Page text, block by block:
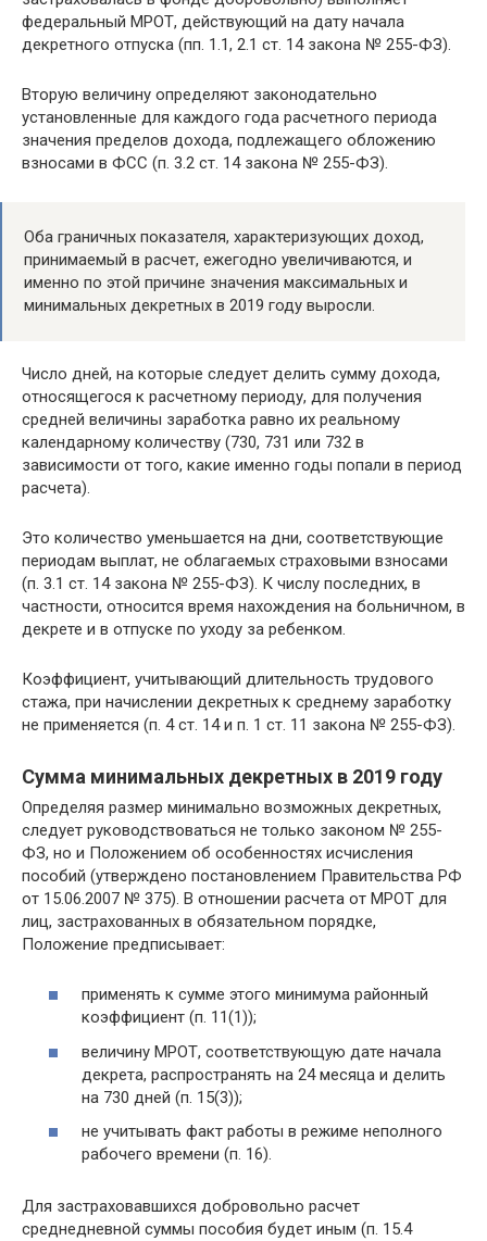
федеральный МРОТ, действующий на дату начала
декретного отпуска (пп. 1.1, 2.1 ст. 14 закона № 255-ФЗ).
Вторую величину определяют законодательно
установленные для каждого года расчетного периода
значения пределов дохода, подлежащего обложению
взносами в ФСС (п. 3.2 ст. 14 закона № 255-ФЗ).
Оба граничных показателя, характеризующих доход,
принимаемый в расчет, ежегодно увеличиваются, и
именно по этой причине значения максимальных и
минимальных декретных в 2019 году выросли.
Число дней, на которые следует делить сумму дохода,
относящегося к расчетному периоду, для получения
средней величины заработка равно их реальному
календарному количеству (730, 731 или 732 в
зависимости от того, какие именно годы попали в период
расчета).
Это количество уменьшается на дни, соответствующие
периодам выплат, не облагаемых страховыми взносами
(п. 3.1 ст. 14 закона № 255-ФЗ). К числу последних, в
частности, относится время нахождения на больничном, в
декрете и в отпуске по уходу за ребенком.
Коэффициент, учитывающий длительность трудового
стажа, при начислении декретных к среднему заработку
не применяется (п. 4 ст. 14 и п. 1 ст. 11 закона № 255-ФЗ).
Сумма минимальных декретных в 2019 году
Определяя размер минимально возможных декретных,
следует руководствоваться не только законом № 255-
ФЗ, но и Положением об особенностях исчисления
пособий (утверждено постановлением Правительства РФ
от 15.06.2007 № 375). В отношении расчета от МРОТ для
лиц, застрахованных в обязательном порядке,
Положение предписывает:
применять к сумме этого минимума районный
коэффициент (п. 11(1));
величину МРОТ, соответствующую дате начала
декрета, распространять на 24 месяца и делить
на 730 дней (п. 15(3));
не учитывать факт работы в режиме неполного
рабочего времени (п. 16).
Для застраховавшихся добровольно расчет
среднедневной суммы пособия будет иным (п. 15.4